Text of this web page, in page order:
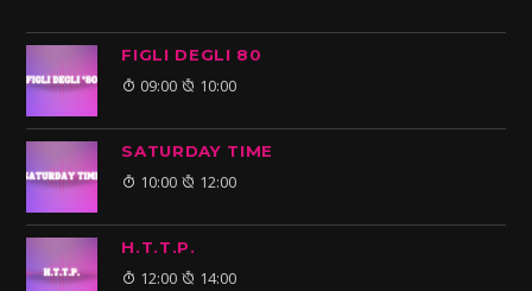
FIGLI DEGLI 80
09:00 10:00
SATURDAY TIME
10:00 12:00
H.T.T.P.
12:00 14:00